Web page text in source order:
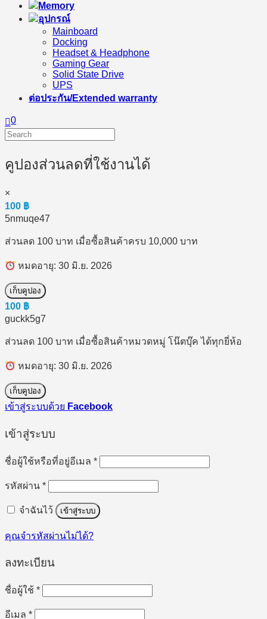
Memory
อุปกรณ์
Mainboard
Docking
Headset & Headphone
Gaming Gear
Solid State Drive
UPS
ต่อประกัน/Extended warranty
0
คูปองส่วนลดที่ใช้งานได้
×
100 ฿
5nmuqe47
ส่วนลด 100 บาท เมื่อซื้อสินค้าครบ 10,000 บาท
หมดอายุ: 30 มิ.ย. 2026
เก็บคูปอง
100 ฿
guckk5g7
ส่วนลด 100 บาท เมื่อซื้อสินค้าหมวดหมู่ โน๊ตบุ๊ค ได้ทุกยี่ห้อ
หมดอายุ: 30 มิ.ย. 2026
เก็บคูปอง
เข้าสู่ระบบด้วย Facebook
เข้าสู่ระบบ
ชื่อผู้ใช้หรือที่อยู่อีเมล *ต้องการ
รหัสผ่าน *ต้องการ
จำฉันไว้ เข้าสู่ระบบ
คุณจำรหัสผ่านไม่ได้?
ลงทะเบียน
ชื่อผู้ใช้ *ต้องการ
อีเมล *ต้องการ